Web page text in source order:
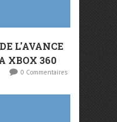
L'AVANCE
XBOX 360
0 Commentaires